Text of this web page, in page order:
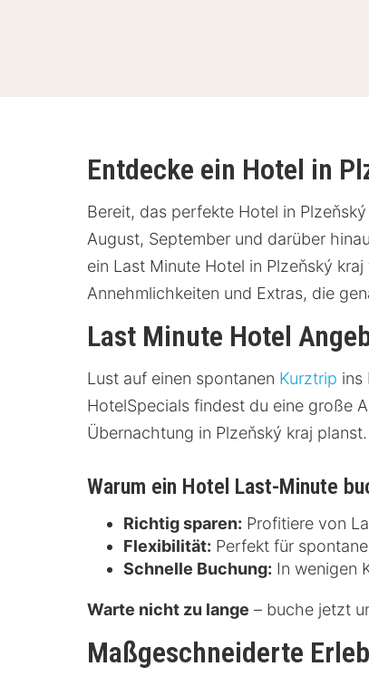
Entdecke ein Hotel in
Bereit, das perfekte Hotel in
August, September und darüber
ein Last Minute Hotel in Plzeňský
Annehmlichkeiten und Extras, die
Last Minute Hotel
Lust auf einen spontanen Kurztrip ins
HotelSpecials findest du eine große
Übernachtung in Plzeňský kraj planst.
Warum ein Hotel Last-Minute
Richtig sparen: Profitiere von
Flexibilität: Perfekt für
Schnelle Buchung: In wenigen
Warte nicht zu lange – buche jetzt
Maßgeschneiderte